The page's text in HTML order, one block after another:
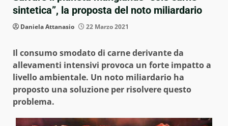
sintetica”, la proposta del noto miliardario
Daniela Attanasio 22 Marzo 2021
Il consumo smodato di carne derivante da
allevamenti intensivi provoca un forte impatto a
livello ambientale. Un noto miliardario ha
proposto una soluzione per risolvere questo
problema.